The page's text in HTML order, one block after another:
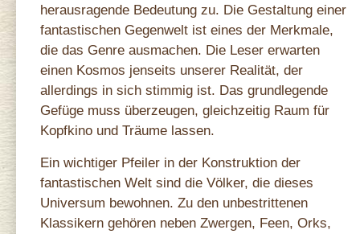
herausragende Bedeutung zu. Die Gestaltung einer
fantastischen Gegenwelt ist eines der Merkmale,
die das Genre ausmachen. Die Leser erwarten
einen Kosmos jenseits unserer Realität, der
allerdings in sich stimmig ist. Das grundlegende
Gefüge muss überzeugen, gleichzeitig Raum für
Kopfkino und Träume lassen.
Ein wichtiger Pfeiler in der Konstruktion der
fantastischen Welt sind die Völker, die dieses
Universum bewohnen. Zu den unbestrittenen
Klassikern gehören neben Zwergen, Feen, Orks,